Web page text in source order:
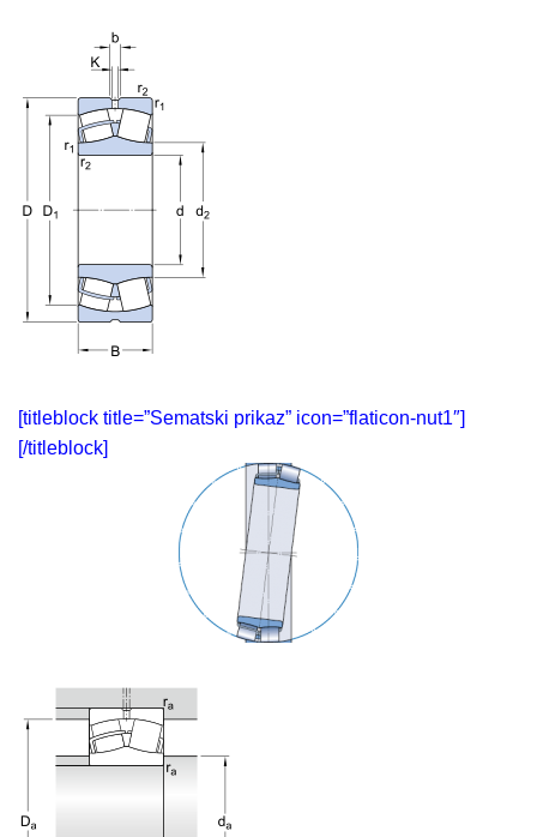
[titleblock title=”Sematski prikaz” icon=”flaticon-nut1″]
[/titleblock]